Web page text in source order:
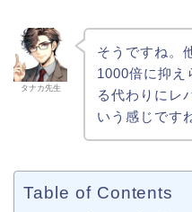
タナカ先生
そうですね。
1000倍に抑え
る代わりにレ
いう感じです
Table of Contents